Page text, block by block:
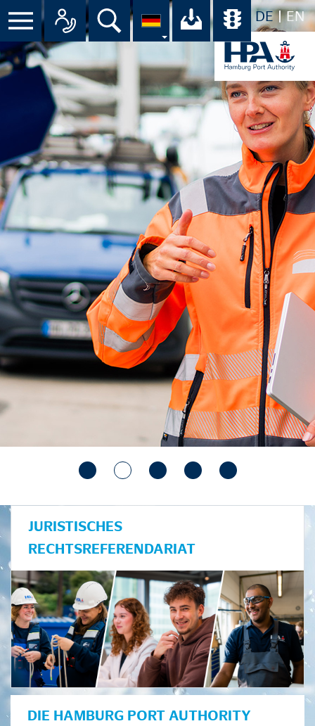
DE EN
Menü Alle Ansprechpartner im
Suche Ihr Download-
JURISTISCHES
RECHTSREFERENDARIAT
DIE HAMBURG PORT AUTHORITY